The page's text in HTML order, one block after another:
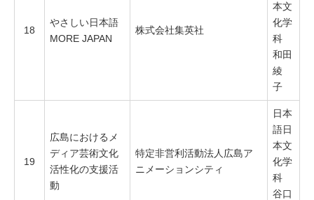
18
やさしい日本語
MORE JAPAN
株式会社集英社
本文
化学
科
和田
綾
子
19
広島におけるメ
ディア芸術文化
活性化の支援活
動
特定非営利活動法人広島ア
ニメーションシティ
日本
語日
本文
化学
科
谷口